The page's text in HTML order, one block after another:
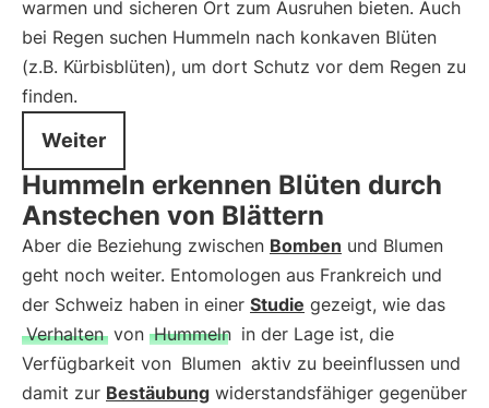
warmen und sicheren Ort zum Ausruhen bieten. Auch
bei Regen suchen Hummeln nach konkaven Blüten
(z.B. Kürbisblüten), um dort Schutz vor dem Regen zu
finden.
Weiter
Hummeln erkennen Blüten durch
Anstechen von Blättern
Aber die Beziehung zwischen Bomben und Blumen
geht noch weiter. Entomologen aus Frankreich und
der Schweiz haben in einer Studie gezeigt, wie das
Verhalten von Hummeln in der Lage ist, die
Verfügbarkeit von Blumen aktiv zu beeinflussen und
damit zur Bestäubung widerstandsfähiger gegenüber